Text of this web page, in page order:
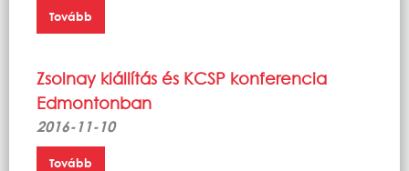
Tovább
Zsolnay kiállítás és KCSP konferencia
Edmontonban
2016-11-10
Tovább